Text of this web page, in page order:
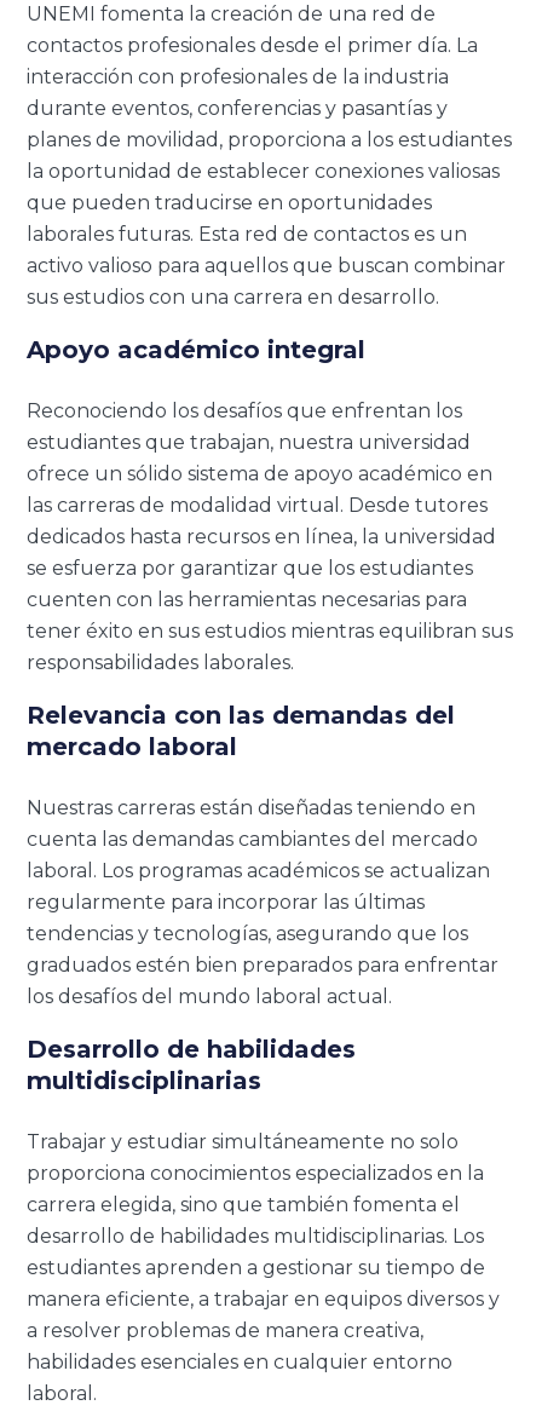
UNEMI fomenta la creación de una red de
contactos profesionales desde el primer día. La
interacción con profesionales de la industria
durante eventos, conferencias y pasantías y
planes de movilidad, proporciona a los estudiantes
la oportunidad de establecer conexiones valiosas
que pueden traducirse en oportunidades
laborales futuras. Esta red de contactos es un
activo valioso para aquellos que buscan combinar
sus estudios con una carrera en desarrollo.
Apoyo académico integral
Reconociendo los desafíos que enfrentan los
estudiantes que trabajan, nuestra universidad
ofrece un sólido sistema de apoyo académico en
las carreras de modalidad virtual. Desde tutores
dedicados hasta recursos en línea, la universidad
se esfuerza por garantizar que los estudiantes
cuenten con las herramientas necesarias para
tener éxito en sus estudios mientras equilibran sus
responsabilidades laborales.
Relevancia con las demandas del
mercado laboral
Nuestras carreras están diseñadas teniendo en
cuenta las demandas cambiantes del mercado
laboral. Los programas académicos se actualizan
regularmente para incorporar las últimas
tendencias y tecnologías, asegurando que los
graduados estén bien preparados para enfrentar
los desafíos del mundo laboral actual.
Desarrollo de habilidades
multidisciplinarias
Trabajar y estudiar simultáneamente no solo
proporciona conocimientos especializados en la
carrera elegida, sino que también fomenta el
desarrollo de habilidades multidisciplinarias. Los
estudiantes aprenden a gestionar su tiempo de
manera eficiente, a trabajar en equipos diversos y
a resolver problemas de manera creativa,
habilidades esenciales en cualquier entorno
laboral.